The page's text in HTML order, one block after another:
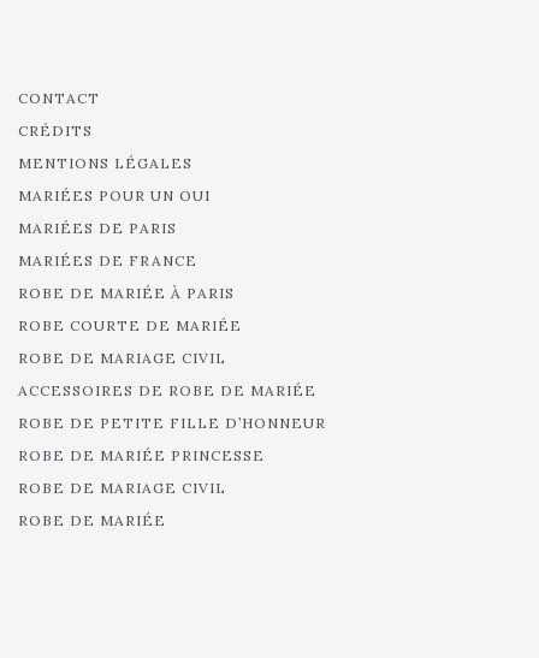
CONTACT
CRÉDITS
MENTIONS LÉGALES
MARIÉES POUR UN OUI
MARIÉES DE PARIS
MARIÉES DE FRANCE
ROBE DE MARIÉE À PARIS
ROBE COURTE DE MARIÉE
ROBE DE MARIAGE CIVIL
ACCESSOIRES DE ROBE DE MARIÉE
ROBE DE PETITE FILLE D’HONNEUR
ROBE DE MARIÉE PRINCESSE
ROBE DE MARIAGE CIVIL
ROBE DE MARIÉE